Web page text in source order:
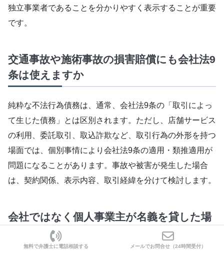
独立事業者であることを分かりやすく表示することが重要
です。
交通事故や施術事故の損害賠償にも会社法9
条は使えますか
純粋な不法行為債務は、通常、会社法9条の「取引によっ
て生じた債務」とは区別されます。ただし、店舗サービス
の利用、委託取引、取込詐欺など、取引行為の外形を持つ
場面では、個別事情により会社法9条の適用・類推適用が
問題になることがあります。事故や被害が発生した場合
は、契約関係、表示内容、取引経緯を分けて検討します。
会社ではなく個人事業主が名義を貸した場
合はどうなりますか
無料で弁護士に電話相談する メールでお問合せ（24時間受付）